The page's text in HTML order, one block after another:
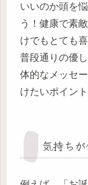
いいのか頭を
う！健康で素
けでもとても
普段通りの優
体的なメッセ
けたいポイン
気持ち